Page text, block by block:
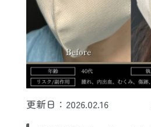
更新日：2026.02.16